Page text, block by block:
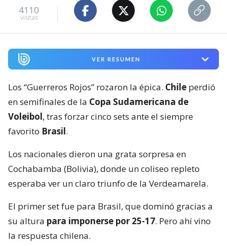
4110
visitas
VER RESUMEN
Los “Guerreros Rojos” rozaron la épica. Chile perdió
en semifinales de la Copa Sudamericana de
Voleibol, tras forzar cinco sets ante el siempre
favorito Brasil.
Los nacionales dieron una grata sorpresa en
Cochabamba (Bolivia), donde un coliseo repleto
esperaba ver un claro triunfo de la Verdeamarela.
El primer set fue para Brasil, que dominó gracias a
su altura para imponerse por 25-17. Pero ahí vino
la respuesta chilena.